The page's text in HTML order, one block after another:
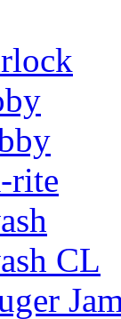
rite
CL